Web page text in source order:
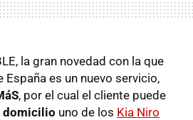
la gran novedad con la que
España es un nuevo servicio,
, por el cual el cliente puede
domicilio uno de los Kia Niro